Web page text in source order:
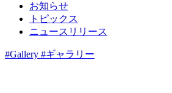
お知らせ
トピックス
ニュースリリース
#Gallery #ギャラリー